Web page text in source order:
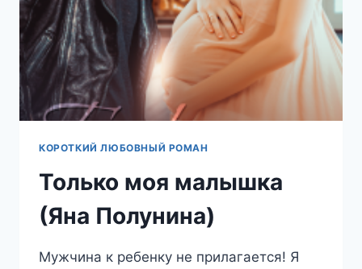
КОРОТКИЙ ЛЮБОВНЫЙ РОМАН
Только моя малышка
(Яна Полунина)
Мужчина к ребенку не прилагается! Я